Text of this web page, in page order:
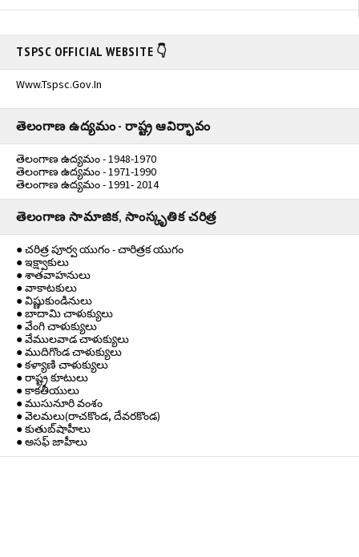
TSPSC OFFICIAL WEBSITE 👇
Www.tspsc.gov.in
తెలంగాణ ఉద్యమం - రాష్ట్ర ఆవిర్భావం
తెలంగాణ ఉద్యమం - 1948-1970
తెలంగాణ ఉద్యమం - 1971-1990
తెలంగాణ ఉద్యమం - 1991- 2014
తెలంగాణ సామాజిక, సాంస్కృతిక చరిత్ర
● చరిత్ర పూర్వ యుగం - చారిత్రక యుగం
● ఇక్ష్వాకులు
● శాతవాహనులు
● వాకాటకులు
● విష్ణుకుండినులు
● బాదామి చాళుక్యులు
● వేంగి చాళుక్యులు
● వేములవాడ చాళుక్యులు
● ముదిగొండ చాళుక్యులు
● కళ్యాణి చాళుక్యులు
● రాష్ట్ర కూటులు
● కాకతీయులు
● ముసునూరి వంశం
● వెలమలు(రాచకొండ, దేవరకొండ)
● కుతుబ్‌షాహీలు
● అసఫ్ జాహీలు